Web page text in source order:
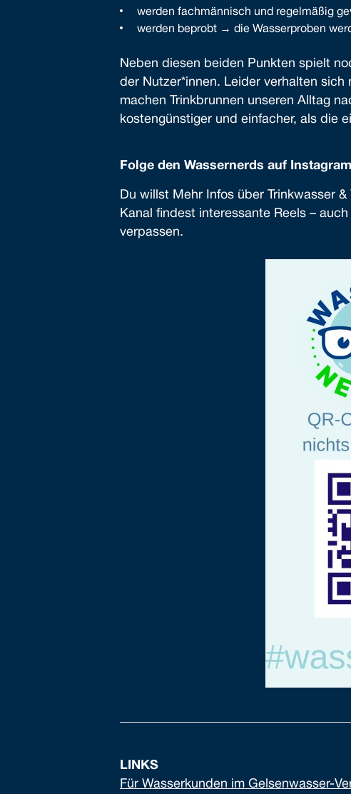
werden fachmännisch und regelmäßig
werden beprobt → die Wasserproben
Neben diesen beiden Punkten spielt
der Nutzer*innen. Leider verhalten
machen Trinkbrunnen unseren Alltag
kostengünstiger und einfacher, als die
Folge den Wassernerds auf Instagram
Du willst Mehr Infos über Trinkwasser
Kanal findest interessante Reels –
verpassen.
LINKS
Für Wasserkunden im Gelsenwasser-